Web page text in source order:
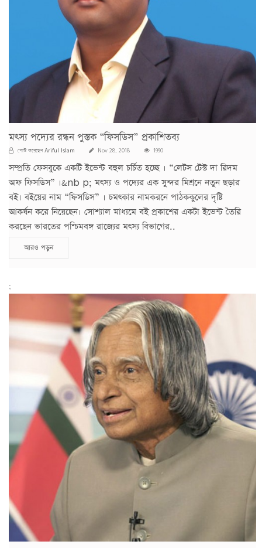
মৎস্য পদ্যের রন্ধন পুস্তক “ফিসডিস” প্রকাশিতব্য
পোস্ট করেছেনAriful Islam Nov 28, 2018 1990
সম্প্রতি ফেসবুকে একটি ইভেন্ট বহুল চর্চিত হচ্ছে । “লেটস টেস্ট দা রিদম
অফ ফিসডিস” ।&nb p; মৎস্য ও পদ্যের এক সুন্দর মিশ্রনে নতুন ছড়ার
বই। বইয়ের নাম “ফিসডিস” । চমৎকার নামকরনে পাঠককুলের দৃষ্টি
আকর্ষন করে নিয়েছেন। সোশ্যাল মাধ্যমে বই প্রকাশের একটা ইভেন্ট তৈরি
করছেন ভারতের পশ্চিমবঙ্গ রাজ্যের মৎস্য বিভাগের..
আরও পড়ুন
;